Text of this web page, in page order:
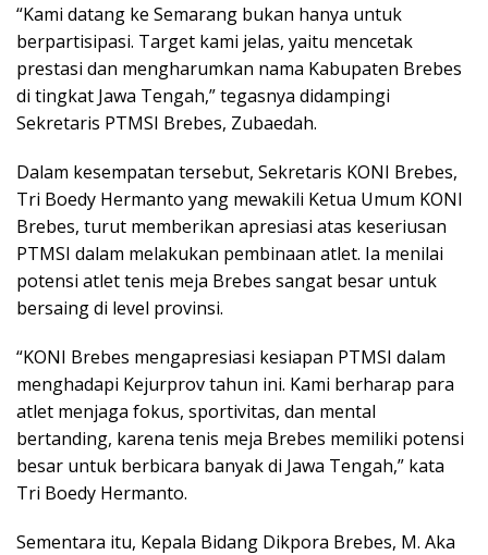
“Kami datang ke Semarang bukan hanya untuk
berpartisipasi. Target kami jelas, yaitu mencetak
prestasi dan mengharumkan nama Kabupaten Brebes
di tingkat Jawa Tengah,” tegasnya didampingi
Sekretaris PTMSI Brebes, Zubaedah.
Dalam kesempatan tersebut, Sekretaris KONI Brebes,
Tri Boedy Hermanto yang mewakili Ketua Umum KONI
Brebes, turut memberikan apresiasi atas keseriusan
PTMSI dalam melakukan pembinaan atlet. Ia menilai
potensi atlet tenis meja Brebes sangat besar untuk
bersaing di level provinsi.
“KONI Brebes mengapresiasi kesiapan PTMSI dalam
menghadapi Kejurprov tahun ini. Kami berharap para
atlet menjaga fokus, sportivitas, dan mental
bertanding, karena tenis meja Brebes memiliki potensi
besar untuk berbicara banyak di Jawa Tengah,” kata
Tri Boedy Hermanto.
Sementara itu, Kepala Bidang Dikpora Brebes, M. Aka